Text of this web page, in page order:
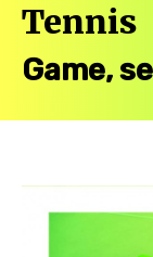
Tennis
Game,